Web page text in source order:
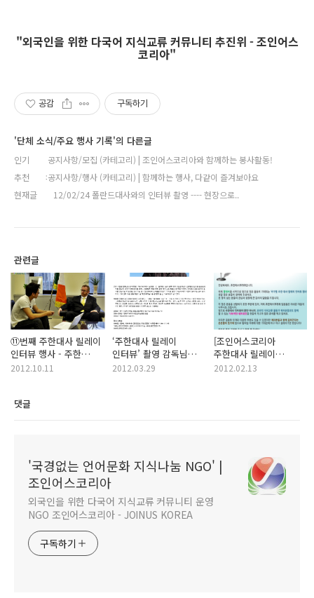
"외국인을 위한 다국어 지식교류 커뮤니티 추진위 - 조인어스
코리아"
공감 구독하기
'단체 소식/주요 행사 기록'의 다른글
인기
공지사항/모집 (카테고리) | 조인어스코리아와 함께하는 봉사활동!
추천
공지사항/행사 (카테고리) | 함께하는 행사, 다같이 즐겨보아요
현재글
12/02/24 폴란드대사와의 인터뷰 촬영 ---- 현장으로..
관련글
⑪번째 주한대사 릴레이
인터뷰 행사 - 주한
아일랜드 대사
2012.10.11
‘주한대사 릴레이
인터뷰’ 촬영 감독님
소개
2012.03.29
[조인어스코리아
주한대사 릴레이
인터뷰어 1기를
2012.02.13
댓글
'국경없는 언어문화 지식나눔 NGO' |
조인어스코리아
외국인을 위한 다국어 지식교류 커뮤니티 운영
NGO 조인어스코리아 - JOINUS KOREA
구독하기